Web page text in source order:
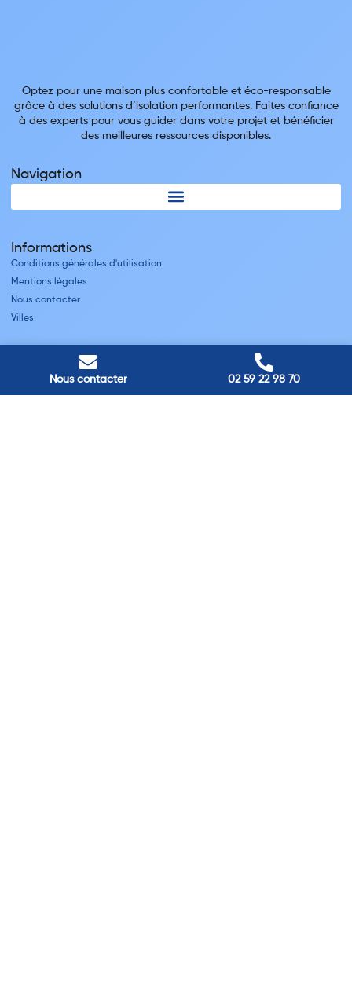
Nous contacter 02 59 22 98 70
Optez pour une maison plus confortable et éco-responsable
grâce à des solutions d’isolation performantes. Faites confiance
à des experts pour vous guider dans votre projet et bénéficier
des meilleures ressources disponibles.
Navigation
Informations
Conditions générales d'utilisation
Mentions légales
Nous contacter
Villes
Nos adresses
Louviers